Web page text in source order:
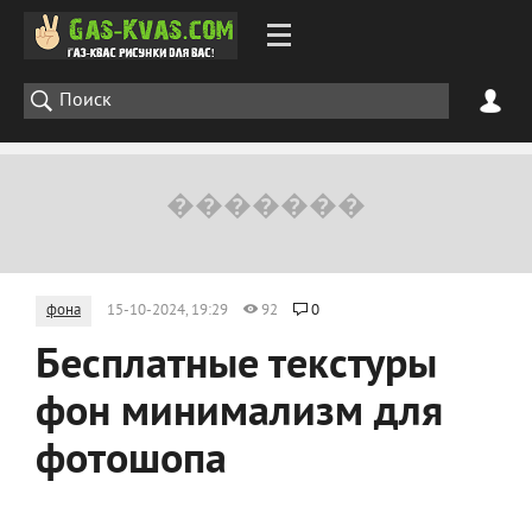
фона 15-10-2024, 19:29 92 0
Бесплатные текстуры
фон минимализм для
фотошопа